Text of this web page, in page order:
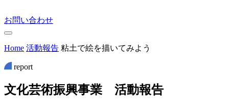
お問い合わせ
Home 活動報告 粘土で絵を描いてみよう
report
文化芸術振興事業 活動報告